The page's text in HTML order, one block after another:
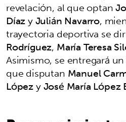
revelación, al que optan
DíazyJulián Navarro,
trayectoria deportiva se
Rodríguez, María Teresa
Asimismo, se entregará
que disputan Manuel
LópezyJosé María López